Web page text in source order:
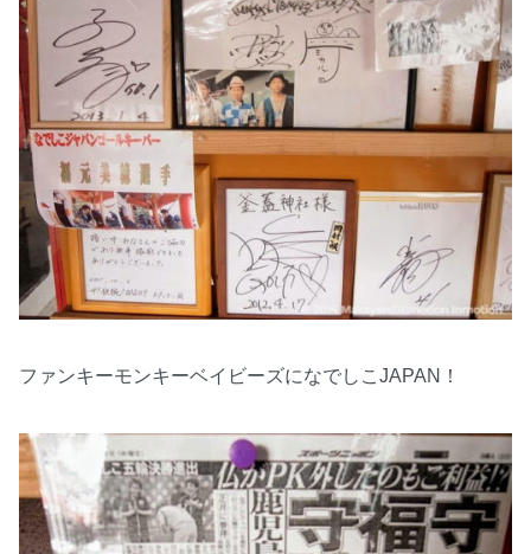
ファンキーモンキーベイビーズになでしこJAPAN！